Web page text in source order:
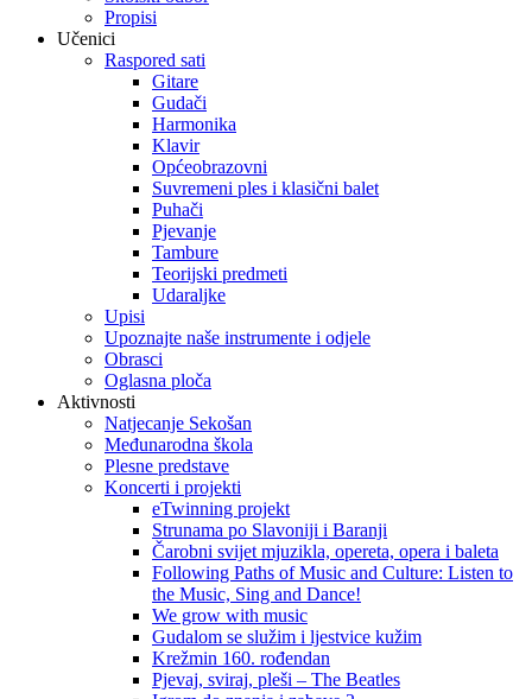
Propisi
Učenici
Raspored sati
Gitare
Gudači
Harmonika
Klavir
Općeobrazovni
Suvremeni ples i klasični balet
Puhači
Pjevanje
Tambure
Teorijski predmeti
Udaraljke
Upisi
Upoznajte naše instrumente i odjele
Obrasci
Oglasna ploča
Aktivnosti
Natjecanje Sekošan
Međunarodna škola
Plesne predstave
Koncerti i projekti
eTwinning projekt
Strunama po Slavoniji i Baranji
Čarobni svijet mjuzikla, opereta, opera i baleta
Following Paths of Music and Culture: Listen to
the Music, Sing and Dance!
We grow with music
Gudalom se služim i ljestvice kužim
Krežmin 160. rođendan
Pjevaj, sviraj, pleši – The Beatles